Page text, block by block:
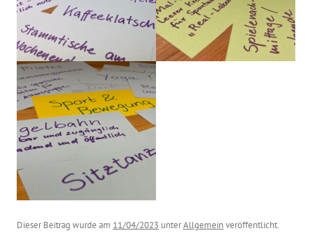
Dieser Beitrag wurde am 11/04/2023 unterAllgemeinveröffentlicht.